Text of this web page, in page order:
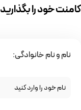
کامنت خود را بگذارید
نام و نام خانوادگی: